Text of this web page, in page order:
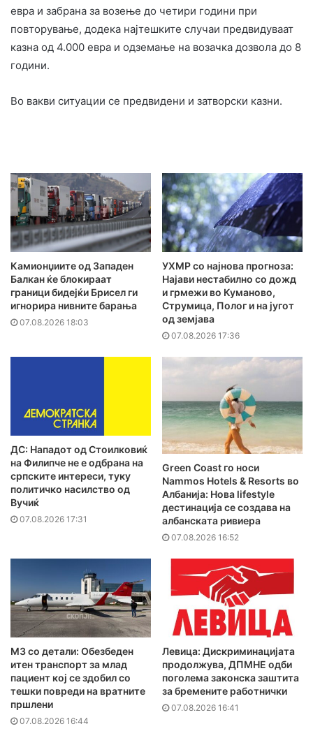
евра и забрана за возење до четири години при
повторување, додека најтешките случаи предвидуваат
казна од 4.000 евра и одземање на возачка дозвола до 8
години.
Во вакви ситуации се предвидени и затворски казни.
Камионџиите од Западен
Балкан ќе блокираат
граници бидејќи Брисел ги
игнорира нивните барања
07.08.2026 18:03
УХМР со најнова прогноза:
Најави нестабилно со дожд
и грмежи во Куманово,
Струмица, Полог и на југот
од земјава
07.08.2026 17:36
ДС: Нападот од Стоилковиќ
на Филипче не е одбрана на
српските интереси, туку
политичко насилство од
Вучиќ
07.08.2026 17:31
Green Coast го носи
Nammos Hotels & Resorts во
Албанија: Нова lifestyle
дестинација се создава на
албанската ривиера
07.08.2026 16:52
MЗ со детали: Обезбеден
итен транспорт за млад
пациент кој се здобил со
тешки повреди на вратните
пршлени
07.08.2026 16:44
Левица: Дискриминацијата
продолжува, ДПМНЕ одби
поголема законска заштита
за бремените работнички
07.08.2026 16:41